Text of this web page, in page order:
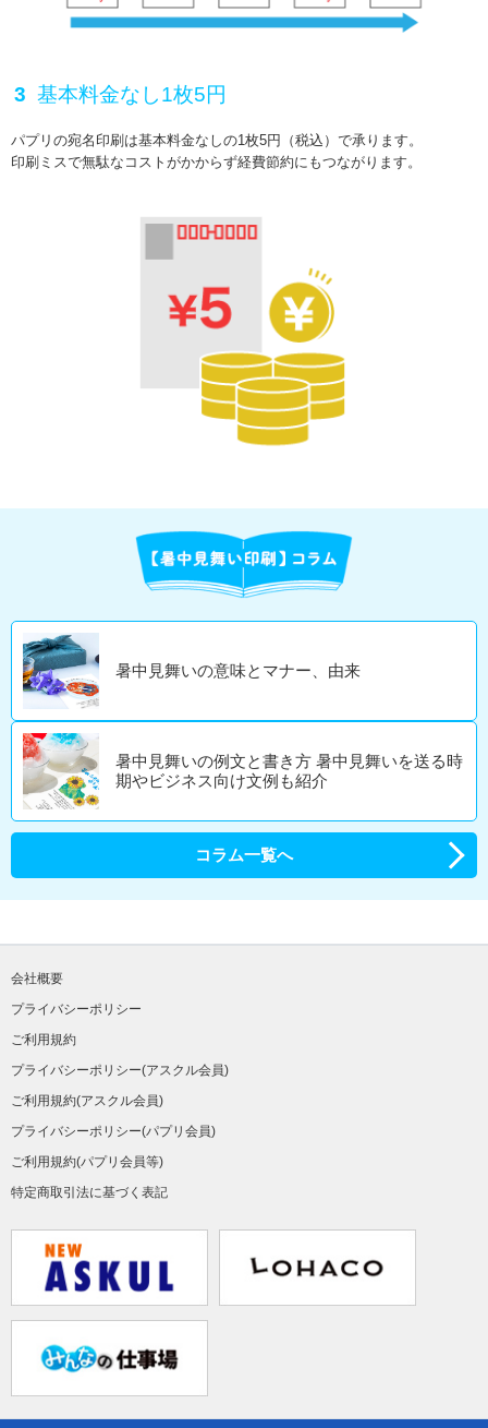
基本料金なし1枚5円
パプリの宛名印刷は基本料金なしの1枚5円（税込）で承ります。
印刷ミスで無駄なコストがかからず経費節約にもつながります。
暑中見舞いの意味とマナー、由来
暑中見舞いの例文と書き方 暑中見舞いを送る時
期やビジネス向け文例も紹介
コラム一覧へ
会社概要
プライバシーポリシー
ご利用規約
プライバシーポリシー(アスクル会員)
ご利用規約(アスクル会員)
プライバシーポリシー(パプリ会員)
ご利用規約(パプリ会員等)
特定商取引法に基づく表記